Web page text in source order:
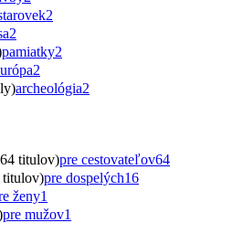
2
2
pamiatky2
2
archeológia2
titulov)pre cestovateľov64
titulov)pre dospelých16
ženy1
pre mužov1